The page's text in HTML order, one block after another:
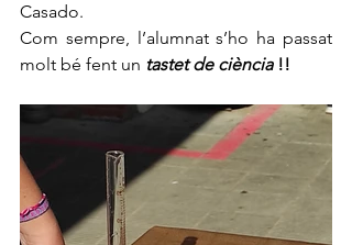
Casado.
Com sempre, l’alumnat s’ho ha passat
molt bé fent un tastet de ciència !!